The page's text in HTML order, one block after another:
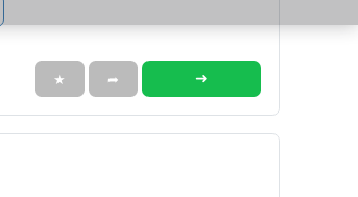
★ ➦ ➜